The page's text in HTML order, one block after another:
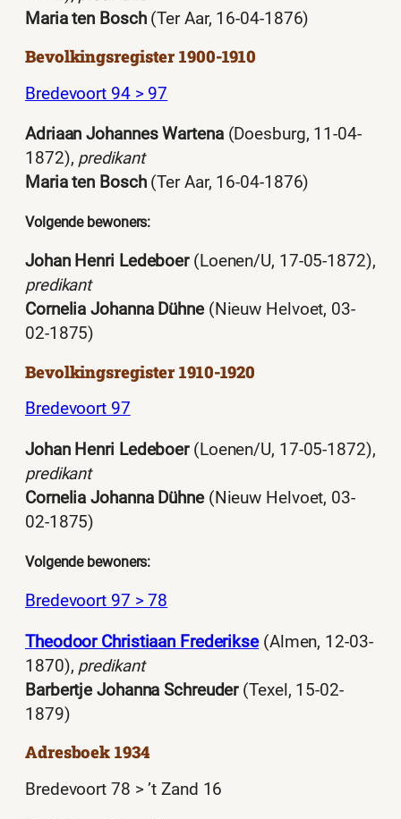
Maria ten Bosch(Ter Aar, 16-04-1876)
Bevolkingsregister 1900-1910
Bredevoort 94 > 97
Adriaan Johannes Wartena(Doesburg, 11-04-
1872), predikant
Maria ten Bosch(Ter Aar, 16-04-1876)
Volgende bewoners:
Johan Henri Ledeboer(Loenen/U, 17-05-1872),
predikant
Cornelia Johanna Dühne(Nieuw Helvoet, 03-
02-1875)
Bevolkingsregister 1910-1920
Bredevoort 97
Johan Henri Ledeboer(Loenen/U, 17-05-1872),
predikant
Cornelia Johanna Dühne(Nieuw Helvoet, 03-
02-1875)
Volgende bewoners:
Bredevoort 97 > 78
Theodoor Christiaan Frederikse(Almen, 12-03-
1870), predikant
Barbertje Johanna Schreuder(Texel, 15-02-
1879)
Adresboek 1934
Bredevoort 78 > ’t Zand 16